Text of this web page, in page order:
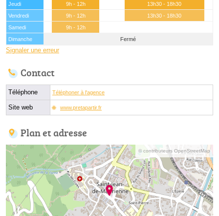
Jeudi
9h - 12h
13h30 - 18h30
Vendredi
9h - 12h
13h30 - 18h30
Samedi
9h - 12h
Dimanche
Fermé
Signaler une erreur
Contact
Téléphone Téléphoner à l'agence
Site web www.pretapartir.fr
Plan et adresse
© contributeurs OpenStreetMap